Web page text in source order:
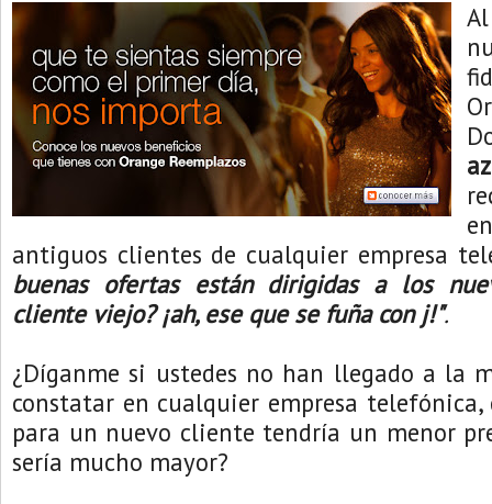
antiguos clientes de cualquier empresa
buenas ofertas están dirigidas a los
cliente viejo? ¡ah, ese que se fuña con j!".
¿Díganme si ustedes no han llegado a la
constatar en cualquier empresa
para un nuevo cliente tendría un menor
sería mucho mayor?